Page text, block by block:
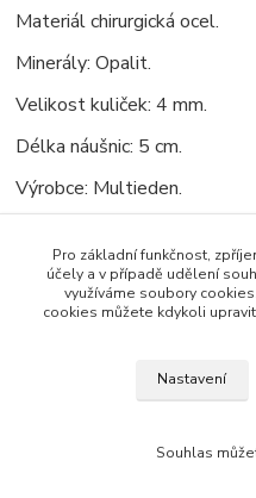
Materiál chirurgická ocel.
Minerály: Opalit.
Velikost kuliček: 4 mm.
Délka náušnic: 5 cm.
Výrobce: Multieden.
Zboží zařazeno v
Chirurgická ocel,
Pro základní funkčnost,
účely a v případě udělení
využíváme soubory
cookies můžete kdykoli
Nastavení
Souhlas